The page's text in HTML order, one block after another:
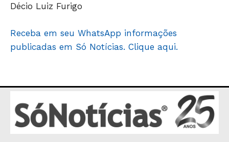
Décio Luiz Furigo
Receba em seu WhatsApp informações
publicadas em Só Notícias. Clique aqui.